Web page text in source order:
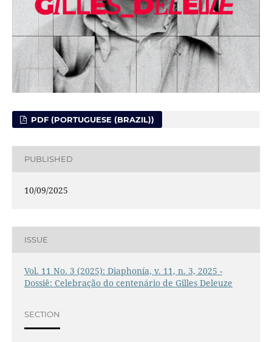
PDF (PORTUGUESE (BRAZIL))
PUBLISHED
10/09/2025
ISSUE
Vol. 11 No. 3 (2025): Diaphonía, v. 11, n. 3, 2025 -
Dossiê: Celebração do centenário de Gilles Deleuze
SECTION